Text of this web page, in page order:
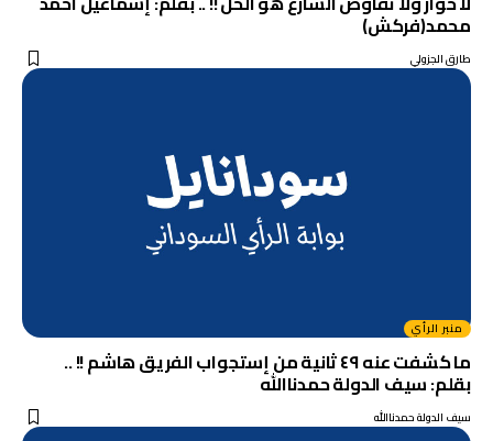
محمد(فركش)
طارق الجزولي
منبر الرأي
ما كشفت عنه ٤٩ ثانية من إستجواب الفريق هاشم !! ..
بقلم: سيف الدولة حمدناالله
سيف الدولة حمدناالله